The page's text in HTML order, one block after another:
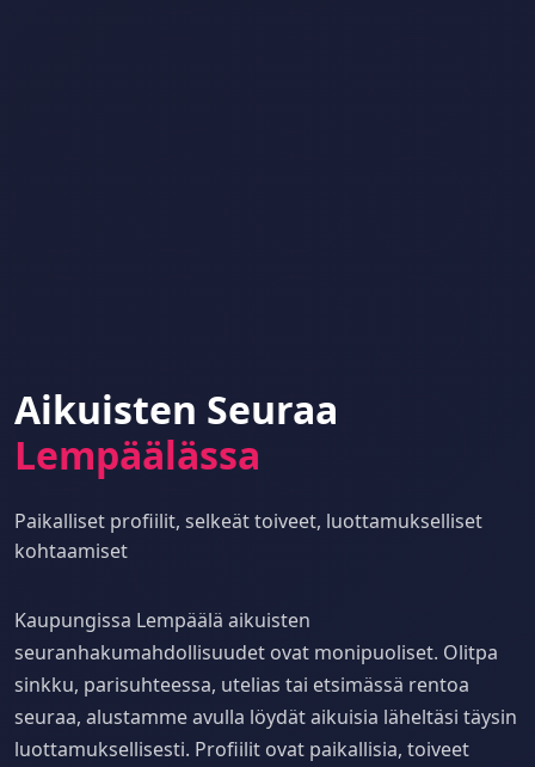
Aikuisten Seuraa
Lempäälässa
Paikalliset profiilit, selkeät toiveet, luottamukselliset
kohtaamiset
Kaupungissa Lempäälä aikuisten
seuranhakumahdollisuudet ovat monipuoliset. Olitpa
sinkku, parisuhteessa, utelias tai etsimässä rentoa
seuraa, alustamme avulla löydät aikuisia läheltäsi täysin
luottamuksellisesti. Profiilit ovat paikallisia, toiveet